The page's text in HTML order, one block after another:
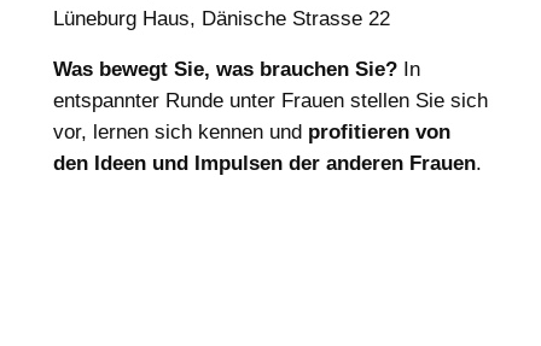
Lüneburg Haus, Dänische Strasse 22
Was bewegt Sie, was brauchen Sie?In
entspannter Runde unter Frauen stellen Sie sich
vor, lernen sich kennen und profitieren von
den Ideen und Impulsen der anderen Frauen.